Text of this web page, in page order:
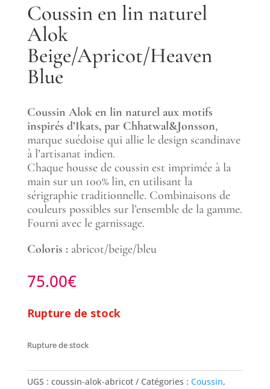
Coussin en lin naturel
Alok
Beige/Apricot/Heaven
Blue
Coussin Alok en lin naturel aux motifs
inspirés d’Ikats, par Chhatwal&Jonsson,
marque suédoise qui allie le design scandinave
à l’artisanat indien.
Chaque housse de coussin est imprimée à la
main sur un 100% lin, en utilisant la
sérigraphie traditionnelle. Combinaisons de
couleurs possibles sur l’ensemble de la gamme.
Fourni avec le garnissage.
Coloris :abricot/beige/bleu
75.00€
Rupture de stock
Rupture de stock
UGS : coussin-alok-abricot Catégories : Coussin,